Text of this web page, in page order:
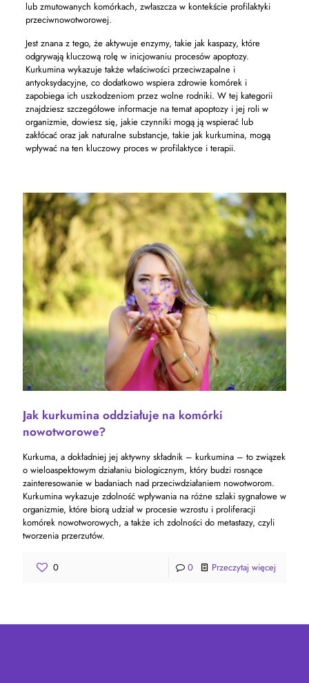
lub zmutowanych komórkach, zwłaszcza w kontekście profilaktyki
przeciwnowotworowej.
Jest znana z tego, że aktywuje enzymy, takie jak kaspazy, które
odgrywają kluczową rolę w inicjowaniu procesów apoptozy.
Kurkumina wykazuje także właściwości przeciwzapalne i
antyoksydacyjne, co dodatkowo wspiera zdrowie komórek i
zapobiega ich uszkodzeniom przez wolne rodniki. W tej kategorii
znajdziesz szczegółowe informacje na temat apoptozy i jej roli w
organizmie, dowiesz się, jakie czynniki mogą ją wspierać lub
zakłócać oraz jak naturalne substancje, takie jak kurkumina, mogą
wpływać na ten kluczowy proces w profilaktyce i terapii.
Jak kurkumina oddziałuje na komórki
nowotworowe?
Kurkuma, a dokładniej jej aktywny składnik – kurkumina – to związek
o wieloaspektowym działaniu biologicznym, który budzi rosnące
zainteresowanie w badaniach nad przeciwdziałaniem nowotworom.
Kurkumina wykazuje zdolność wpływania na różne szlaki sygnałowe w
organizmie, które biorą udział w procesie wzrostu i proliferacji
komórek nowotworowych, a także ich zdolności do metastazy, czyli
tworzenia przerzutów.
0 0 Przeczytaj więcej